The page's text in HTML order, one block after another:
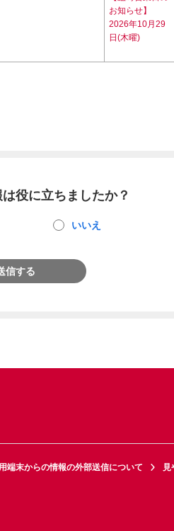
お知らせ】
2026年10月29
日(木曜)
役に立ちましたか？
いいえ
信する
端末からの情報の外部送信について
見